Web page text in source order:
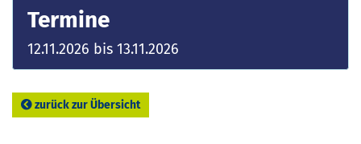
Termine
12.11.2026 bis 13.11.2026
zurück zur Übersicht